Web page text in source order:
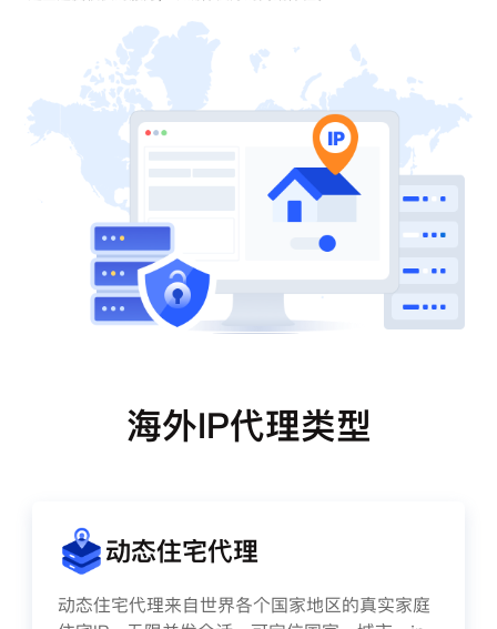
海外IP代理类型
动态住宅代理
动态住宅代理来自世界各个国家地区的真实家庭